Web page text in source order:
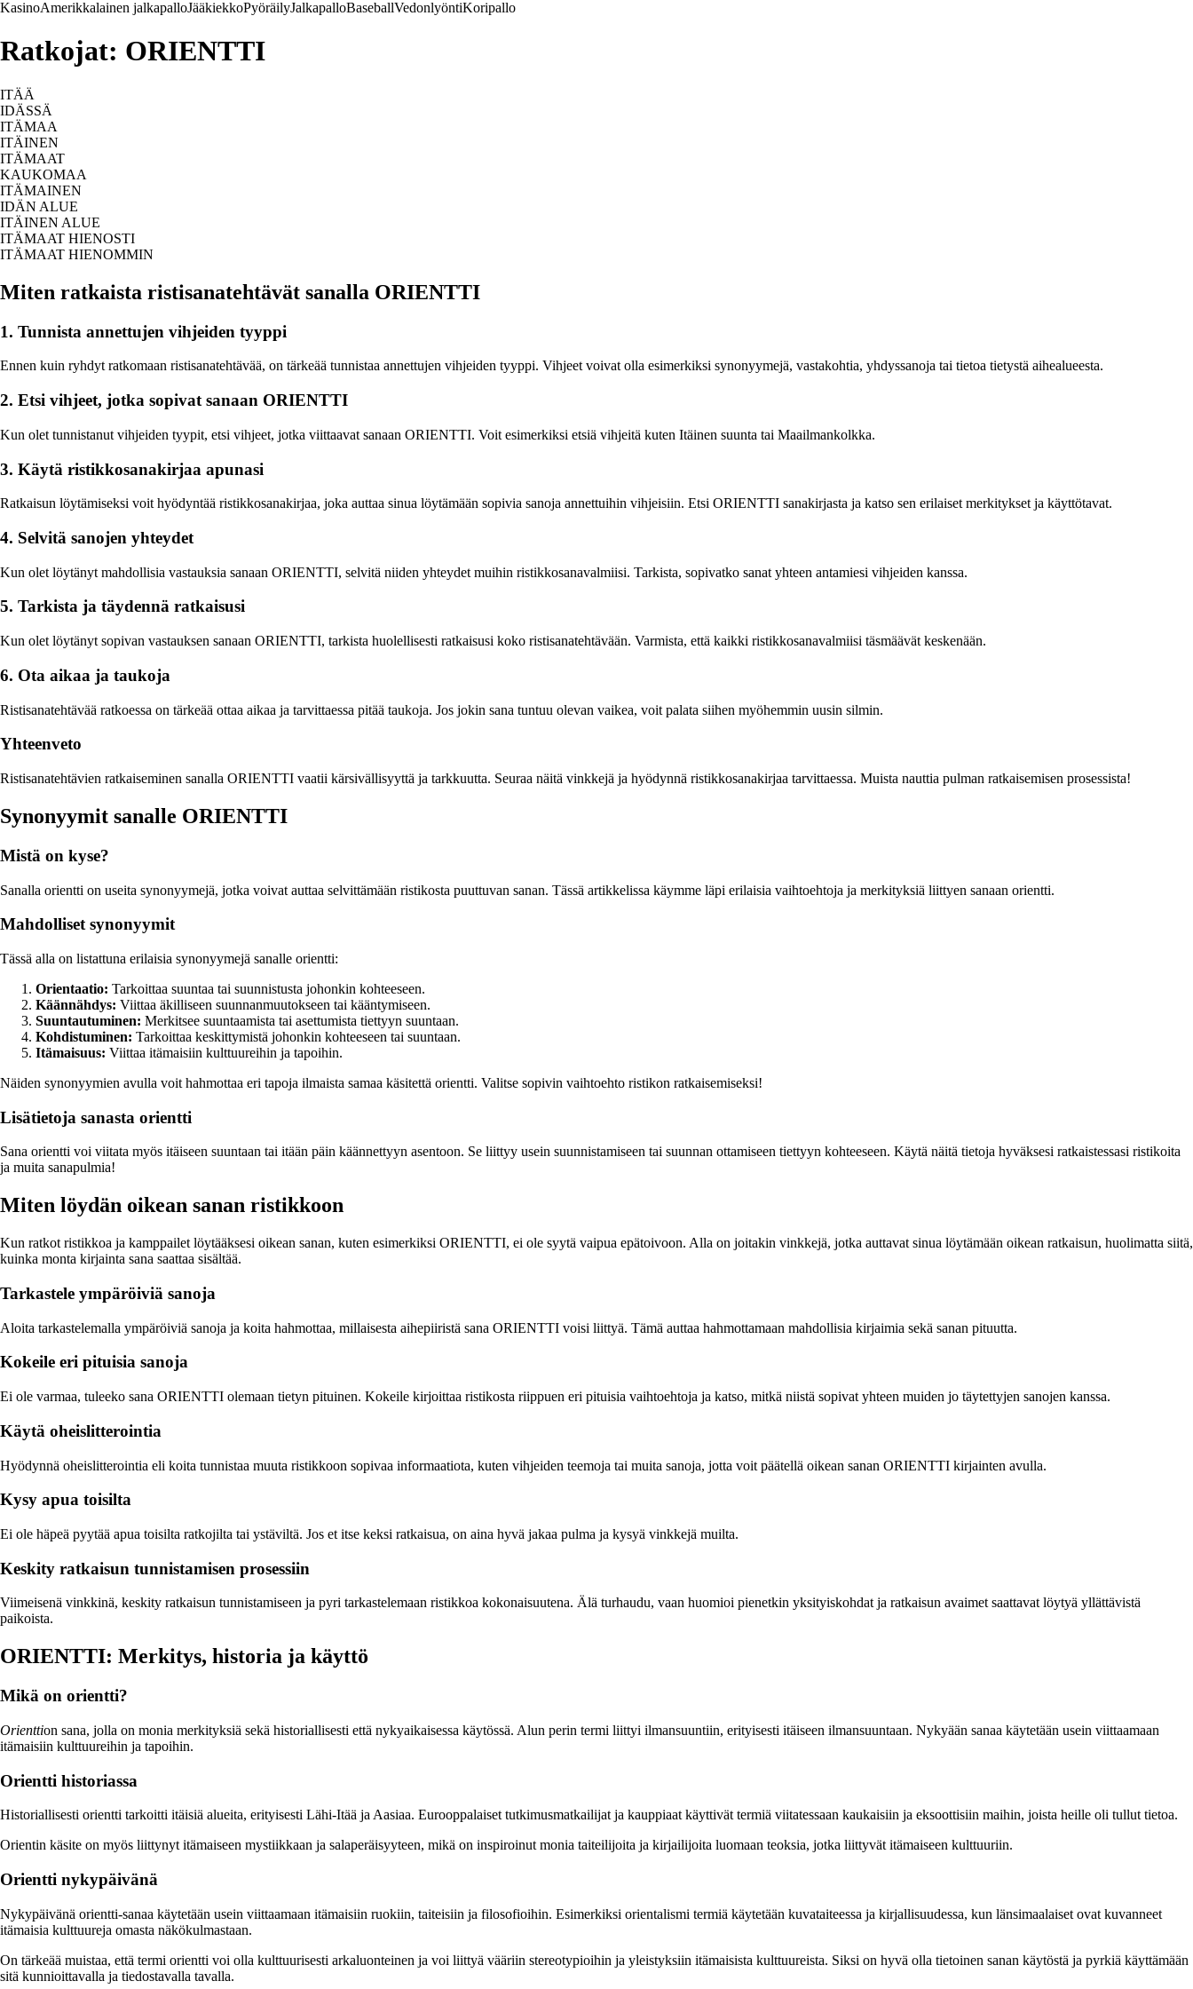
KasinoAmerikkalainen jalkapalloJääkiekkoPyöräilyJalkapalloBaseballVedonlyöntiKoripallo
Ratkojat: ORIENTTI
ITÄÄ
IDÄSSÄ
ITÄMAA
ITÄINEN
ITÄMAAT
KAUKOMAA
ITÄMAINEN
IDÄN ALUE
ITÄINEN ALUE
ITÄMAAT HIENOSTI
ITÄMAAT HIENOMMIN
Miten ratkaista ristisanatehtävät sanalla ORIENTTI
1. Tunnista annettujen vihjeiden tyyppi
Ennen kuin ryhdyt ratkomaan ristisanatehtävää, on tärkeää tunnistaa annettujen vihjeiden tyyppi. Vihjeet voivat olla esimerkiksi synonyymejä, vastakohtia, yhdyssanoja tai tietoa tietystä aihealueesta.
2. Etsi vihjeet, jotka sopivat sanaan ORIENTTI
Kun olet tunnistanut vihjeiden tyypit, etsi vihjeet, jotka viittaavat sanaan ORIENTTI. Voit esimerkiksi etsiä vihjeitä kuten Itäinen suunta tai Maailmankolkka.
3. Käytä ristikkosanakirjaa apunasi
Ratkaisun löytämiseksi voit hyödyntää ristikkosanakirjaa, joka auttaa sinua löytämään sopivia sanoja annettuihin vihjeisiin. Etsi ORIENTTI sanakirjasta ja katso sen erilaiset merkitykset ja käyttötavat.
4. Selvitä sanojen yhteydet
Kun olet löytänyt mahdollisia vastauksia sanaan ORIENTTI, selvitä niiden yhteydet muihin ristikkosanavalmiisi. Tarkista, sopivatko sanat yhteen antamiesi vihjeiden kanssa.
5. Tarkista ja täydennä ratkaisusi
Kun olet löytänyt sopivan vastauksen sanaan ORIENTTI, tarkista huolellisesti ratkaisusi koko ristisanatehtävään. Varmista, että kaikki ristikkosanavalmiisi täsmäävät keskenään.
6. Ota aikaa ja taukoja
Ristisanatehtävää ratkoessa on tärkeää ottaa aikaa ja tarvittaessa pitää taukoja. Jos jokin sana tuntuu olevan vaikea, voit palata siihen myöhemmin uusin silmin.
Yhteenveto
Ristisanatehtävien ratkaiseminen sanalla ORIENTTI vaatii kärsivällisyyttä ja tarkkuutta. Seuraa näitä vinkkejä ja hyödynnä ristikkosanakirjaa tarvittaessa. Muista nauttia pulman ratkaisemisen prosessista!
Synonyymit sanalle ORIENTTI
Mistä on kyse?
Sanalla orientti on useita synonyymejä, jotka voivat auttaa selvittämään ristikosta puuttuvan sanan. Tässä artikkelissa käymme läpi erilaisia vaihtoehtoja ja merkityksiä liittyen sanaan orientti.
Mahdolliset synonyymit
Tässä alla on listattuna erilaisia synonyymejä sanalle orientti:
Orientaatio: Tarkoittaa suuntaa tai suunnistusta johonkin kohteeseen.
Käännähdys: Viittaa äkilliseen suunnanmuutokseen tai kääntymiseen.
Suuntautuminen: Merkitsee suuntaamista tai asettumista tiettyyn suuntaan.
Kohdistuminen: Tarkoittaa keskittymistä johonkin kohteeseen tai suuntaan.
Itämaisuus: Viittaa itämaisiin kulttuureihin ja tapoihin.
Näiden synonyymien avulla voit hahmottaa eri tapoja ilmaista samaa käsitettä orientti. Valitse sopivin vaihtoehto ristikon ratkaisemiseksi!
Lisätietoja sanasta orientti
Sana orientti voi viitata myös itäiseen suuntaan tai itään päin käännettyyn asentoon. Se liittyy usein suunnistamiseen tai suunnan ottamiseen tiettyyn kohteeseen. Käytä näitä tietoja hyväksesi ratkaistessasi ristikoita
ja muita sanapulmia!
Miten löydän oikean sanan ristikkoon
Kun ratkot ristikkoa ja kamppailet löytääksesi oikean sanan, kuten esimerkiksi ORIENTTI, ei ole syytä vaipua epätoivoon. Alla on joitakin vinkkejä, jotka auttavat sinua löytämään oikean ratkaisun, huolimatta siitä,
kuinka monta kirjainta sana saattaa sisältää.
Tarkastele ympäröiviä sanoja
Aloita tarkastelemalla ympäröiviä sanoja ja koita hahmottaa, millaisesta aihepiiristä sana ORIENTTI voisi liittyä. Tämä auttaa hahmottamaan mahdollisia kirjaimia sekä sanan pituutta.
Kokeile eri pituisia sanoja
Ei ole varmaa, tuleeko sana ORIENTTI olemaan tietyn pituinen. Kokeile kirjoittaa ristikosta riippuen eri pituisia vaihtoehtoja ja katso, mitkä niistä sopivat yhteen muiden jo täytettyjen sanojen kanssa.
Käytä oheislitterointia
Hyödynnä oheislitterointia eli koita tunnistaa muuta ristikkoon sopivaa informaatiota, kuten vihjeiden teemoja tai muita sanoja, jotta voit päätellä oikean sanan ORIENTTI kirjainten avulla.
Kysy apua toisilta
Ei ole häpeä pyytää apua toisilta ratkojilta tai ystäviltä. Jos et itse keksi ratkaisua, on aina hyvä jakaa pulma ja kysyä vinkkejä muilta.
Keskity ratkaisun tunnistamisen prosessiin
Viimeisenä vinkkinä, keskity ratkaisun tunnistamiseen ja pyri tarkastelemaan ristikkoa kokonaisuutena. Älä turhaudu, vaan huomioi pienetkin yksityiskohdat ja ratkaisun avaimet saattavat löytyä yllättävistä
paikoista.
ORIENTTI: Merkitys, historia ja käyttö
Mikä on orientti?
Orienttion sana, jolla on monia merkityksiä sekä historiallisesti että nykyaikaisessa käytössä. Alun perin termi liittyi ilmansuuntiin, erityisesti itäiseen ilmansuuntaan. Nykyään sanaa käytetään usein viittaamaan
itämaisiin kulttuureihin ja tapoihin.
Orientti historiassa
Historiallisesti orientti tarkoitti itäisiä alueita, erityisesti Lähi-Itää ja Aasiaa. Eurooppalaiset tutkimusmatkailijat ja kauppiaat käyttivät termiä viitatessaan kaukaisiin ja eksoottisiin maihin, joista heille oli tullut tietoa.
Orientin käsite on myös liittynyt itämaiseen mystiikkaan ja salaperäisyyteen, mikä on inspiroinut monia taiteilijoita ja kirjailijoita luomaan teoksia, jotka liittyvät itämaiseen kulttuuriin.
Orientti nykypäivänä
Nykypäivänä orientti-sanaa käytetään usein viittaamaan itämaisiin ruokiin, taiteisiin ja filosofioihin. Esimerkiksi orientalismi termiä käytetään kuvataiteessa ja kirjallisuudessa, kun länsimaalaiset ovat kuvanneet
itämaisia kulttuureja omasta näkökulmastaan.
On tärkeää muistaa, että termi orientti voi olla kulttuurisesti arkaluonteinen ja voi liittyä vääriin stereotypioihin ja yleistyksiin itämaisista kulttuureista. Siksi on hyvä olla tietoinen sanan käytöstä ja pyrkiä käyttämään
sitä kunnioittavalla ja tiedostavalla tavalla.